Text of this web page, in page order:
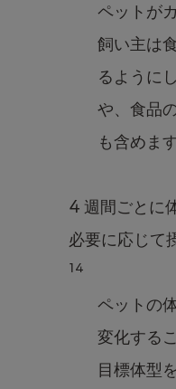
ペットが
飼い主は
るように
や、食品
も含めま
4 週間ごとに
必要に応じて
14
ペットの
変化する
目標体型